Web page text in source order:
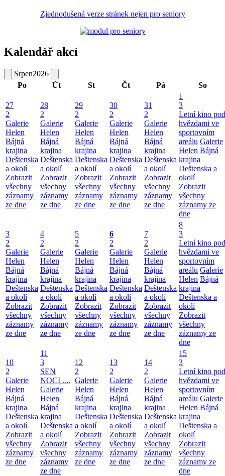
Zjednodušená verze stránek nejen pro seniory
Kalendář akcí
Srpen2026
Po
Út St Čt Pá So
27
2
Galerie
Helen
Bájná
krajina
Deštenska
a okolí
Zobrazit
všechny
záznamy
ze dne
28
2
Galerie
Helen
Bájná
krajina
Deštenska
a okolí
Zobrazit
všechny
záznamy
ze dne
29
2
Galerie
Helen
Bájná
krajina
Deštenska
a okolí
Zobrazit
všechny
záznamy
ze dne
30
2
Galerie
Helen
Bájná
krajina
Deštenska
a okolí
Zobrazit
všechny
záznamy
ze dne
31
2
Galerie
Helen
Bájná
krajina
Deštenska
a okolí
Zobrazit
všechny
záznamy
ze dne
1
3
Letní kino pod
hvězdami ve
sportovním
areálu Galerie
Helen Bájná
krajina
Deštenska a
okolí
Zobrazit
všechny
záznamy ze
dne
3
2
Galerie
Helen
Bájná
krajina
Deštenska
a okolí
Zobrazit
všechny
záznamy
ze dne
4
2
Galerie
Helen
Bájná
krajina
Deštenska
a okolí
Zobrazit
všechny
záznamy
ze dne
5
2
Galerie
Helen
Bájná
krajina
Deštenska
a okolí
Zobrazit
všechny
záznamy
ze dne
6
2
Galerie
Helen
Bájná
krajina
Deštenska
a okolí
Zobrazit
všechny
záznamy
ze dne
7
2
Galerie
Helen
Bájná
krajina
Deštenska
a okolí
Zobrazit
všechny
záznamy
ze dne
8
3
Letní kino pod
hvězdami ve
sportovním
areálu Galerie
Helen Bájná
krajina
Deštenska a
okolí
Zobrazit
všechny
záznamy ze
dne
10
2
Galerie
Helen
Bájná
krajina
Deštenska
a okolí
Zobrazit
všechny
záznamy
ze dne
11
3
SEN
NOCI ....
Galerie
Helen
Bájná
krajina
Deštenska
a okolí
Zobrazit
všechny
záznamy
ze dne
12
2
Galerie
Helen
Bájná
krajina
Deštenska
a okolí
Zobrazit
všechny
záznamy
ze dne
13
2
Galerie
Helen
Bájná
krajina
Deštenska
a okolí
Zobrazit
všechny
záznamy
ze dne
14
2
Galerie
Helen
Bájná
krajina
Deštenska
a okolí
Zobrazit
všechny
záznamy
ze dne
15
3
Letní kino pod
hvězdami ve
sportovním
areálu Galerie
Helen Bájná
krajina
Deštenska a
okolí
Zobrazit
všechny
záznamy ze
dne